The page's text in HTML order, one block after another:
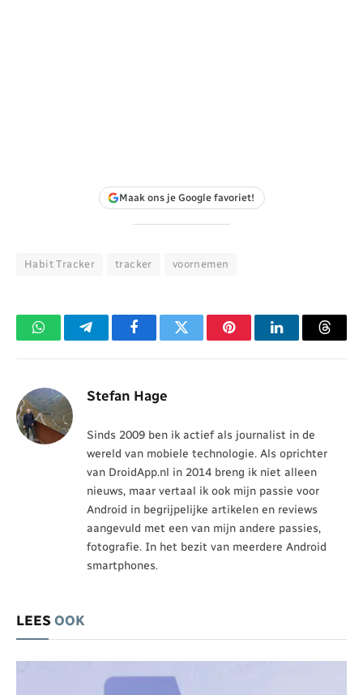
Maak ons je Google favoriet!
Habit Tracker tracker voornemen
WhatsAppTelegramFacebookTwitter PinterestLinkedIn
Stefan Hage
Sinds 2009 ben ik actief als journalist in de
wereld van mobiele technologie. Als oprichter
van DroidApp.nl in 2014 breng ik niet alleen
nieuws, maar vertaal ik ook mijn passie voor
Android in begrijpelijke artikelen en reviews
aangevuld met een van mijn andere passies,
fotografie. In het bezit van meerdere Android
smartphones.
LEES OOK